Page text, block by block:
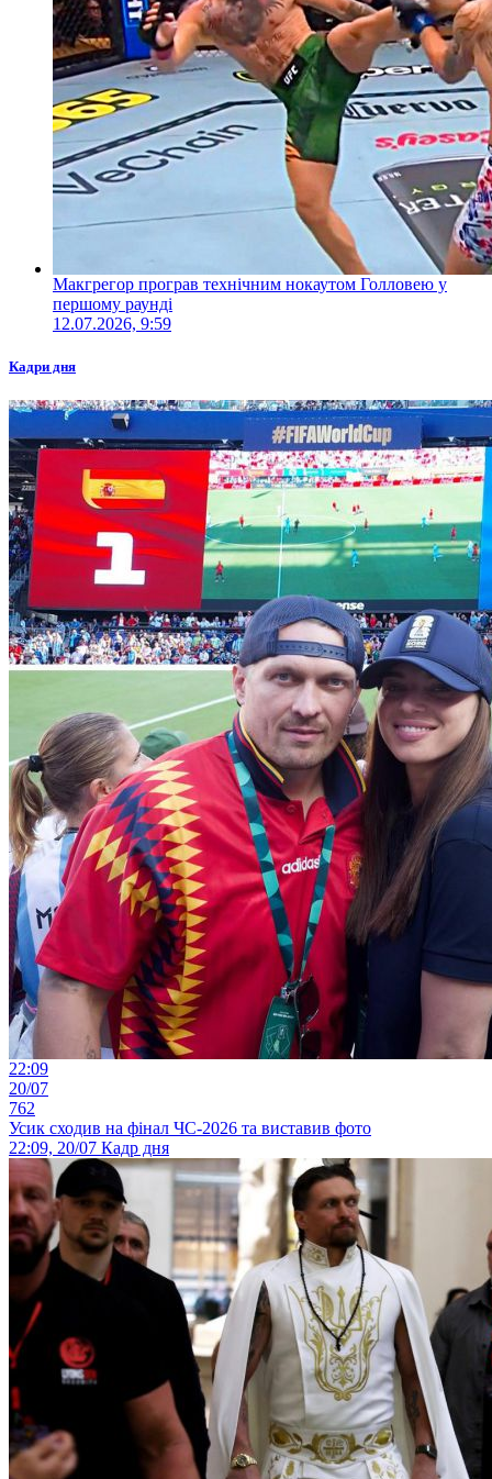
Макгрегор програв технічним нокаутом Голловею у
першому раунді
12.07.2026, 9:59
Кадри дня
22:09
20/07
762
Усик сходив на фінал ЧС-2026 та виставив фото
22:09, 20/07 Кадр дня